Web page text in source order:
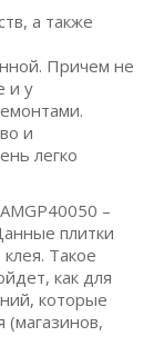
а также
Причем не
и у
и
легко
–
плитки
Такое
как для
которые
(магазинов,